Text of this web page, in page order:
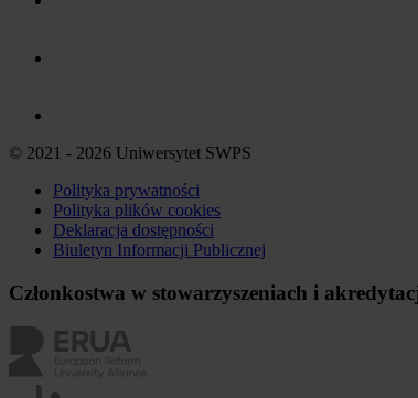
© 2021 - 2026 Uniwersytet SWPS
Polityka prywatności
Polityka plików cookies
Deklaracja dostępności
Biuletyn Informacji Publicznej
Członkostwa w stowarzyszeniach i